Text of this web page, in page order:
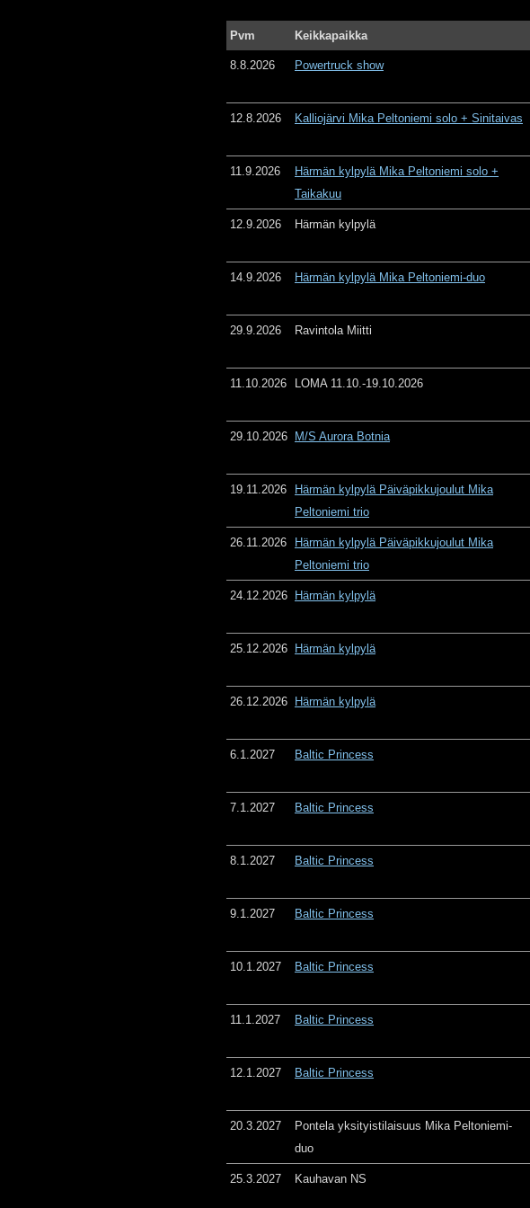
Pvm Keikkapaikka
8.8.2026 Powertruck show
12.8.2026 Kalliojärvi Mika Peltoniemi solo + Sinitaivas
11.9.2026
Härmän kylpylä Mika Peltoniemi solo +
Taikakuu
12.9.2026 Härmän kylpylä
14.9.2026 Härmän kylpylä Mika Peltoniemi-duo
29.9.2026 Ravintola Miitti
11.10.2026 LOMA 11.10.-19.10.2026
29.10.2026 M/S Aurora Botnia
19.11.2026
Härmän kylpylä Päiväpikkujoulut Mika
Peltoniemi trio
26.11.2026
Härmän kylpylä Päiväpikkujoulut Mika
Peltoniemi trio
24.12.2026 Härmän kylpylä
25.12.2026 Härmän kylpylä
26.12.2026 Härmän kylpylä
6.1.2027 Baltic Princess
7.1.2027 Baltic Princess
8.1.2027 Baltic Princess
9.1.2027 Baltic Princess
10.1.2027 Baltic Princess
11.1.2027 Baltic Princess
12.1.2027 Baltic Princess
20.3.2027
Pontela yksityistilaisuus Mika Peltoniemi-
duo
25.3.2027 Kauhavan NS